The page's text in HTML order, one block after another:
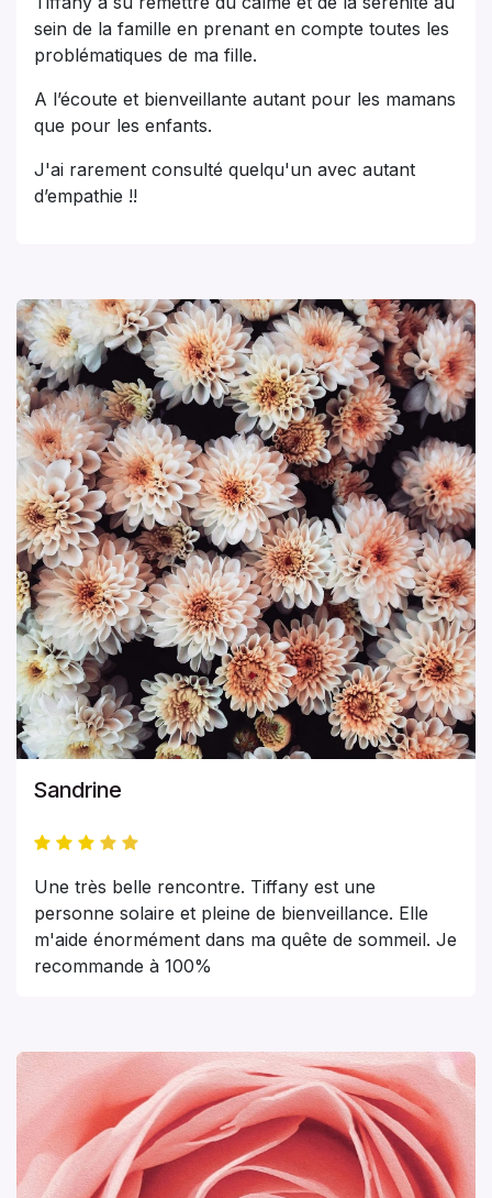
sein de la famille en prenant en compte toutes les
problématiques de ma fille.
A l’écoute et bienveillante autant pour les mamans
que pour les enfants.
J'ai rarement consulté quelqu'un avec autant
d’empathie !!
Sandrine
Une très belle rencontre. Tiffany est une
personne solaire et pleine de bienveillance. Elle
m'aide énormément dans ma quête de sommeil. Je
recommande à 100%